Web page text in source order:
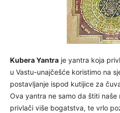
Kubera Yantra je yantra koja
u Vastu-unajčešće koristimo na
postavljanje ispod kutijice za
Ova yantra ne samo da štiti
privlači više bogatstva, te vrlo